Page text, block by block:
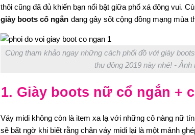
thôi cũng đã đủ khiến bạn nổi bật giữa phố xá đông vui.
giày boots cổ ngắn đang gây sốt cộng đồng mạng mùa
Cùng tham khảo ngay những cách phối đồ với giày
thu đông 2019 này nhé! - Ảnh
1. Giày boots nữ cổ ngắn +
Váy midi không còn là item xa lạ với những cô nàng nữ
sẽ bất ngờ khi biết rằng chân váy midi lại là một mảnh